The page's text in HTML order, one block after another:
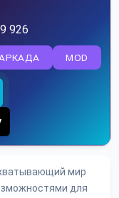
9 926
MOD
мир
для